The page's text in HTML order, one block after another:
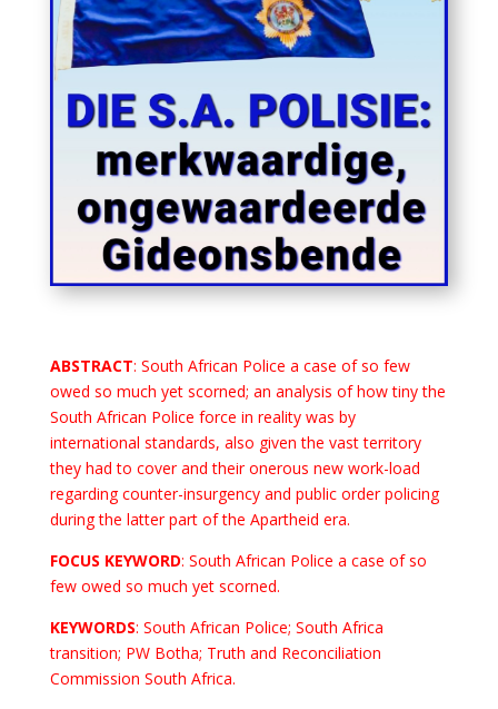
ABSTRACT: South African Police a case of so few
owed so much yet scorned; an analysis of how tiny the
South African Police force in reality was by
international standards, also given the vast territory
they had to cover and their onerous new work-load
regarding counter-insurgency and public order policing
during the latter part of the Apartheid era.
FOCUS KEYWORD: South African Police a case of so
few owed so much yet scorned.
KEYWORDS: South African Police; South Africa
transition; PW Botha; Truth and Reconciliation
Commission South Africa.